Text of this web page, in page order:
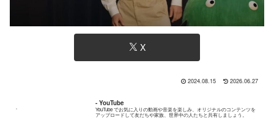
X
2024.08.15 2026.06.27
- YouTube
YouTube でお気に入りの動画や音楽を楽しみ、オリジナルのコンテンツを
アップロードして友だちや家族、世界中の人たちと共有しましょう。